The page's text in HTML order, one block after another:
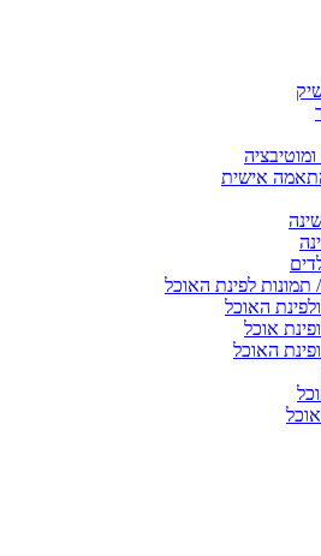
אישית
לפינת האוכל
האוכל
אוכל
האוכל